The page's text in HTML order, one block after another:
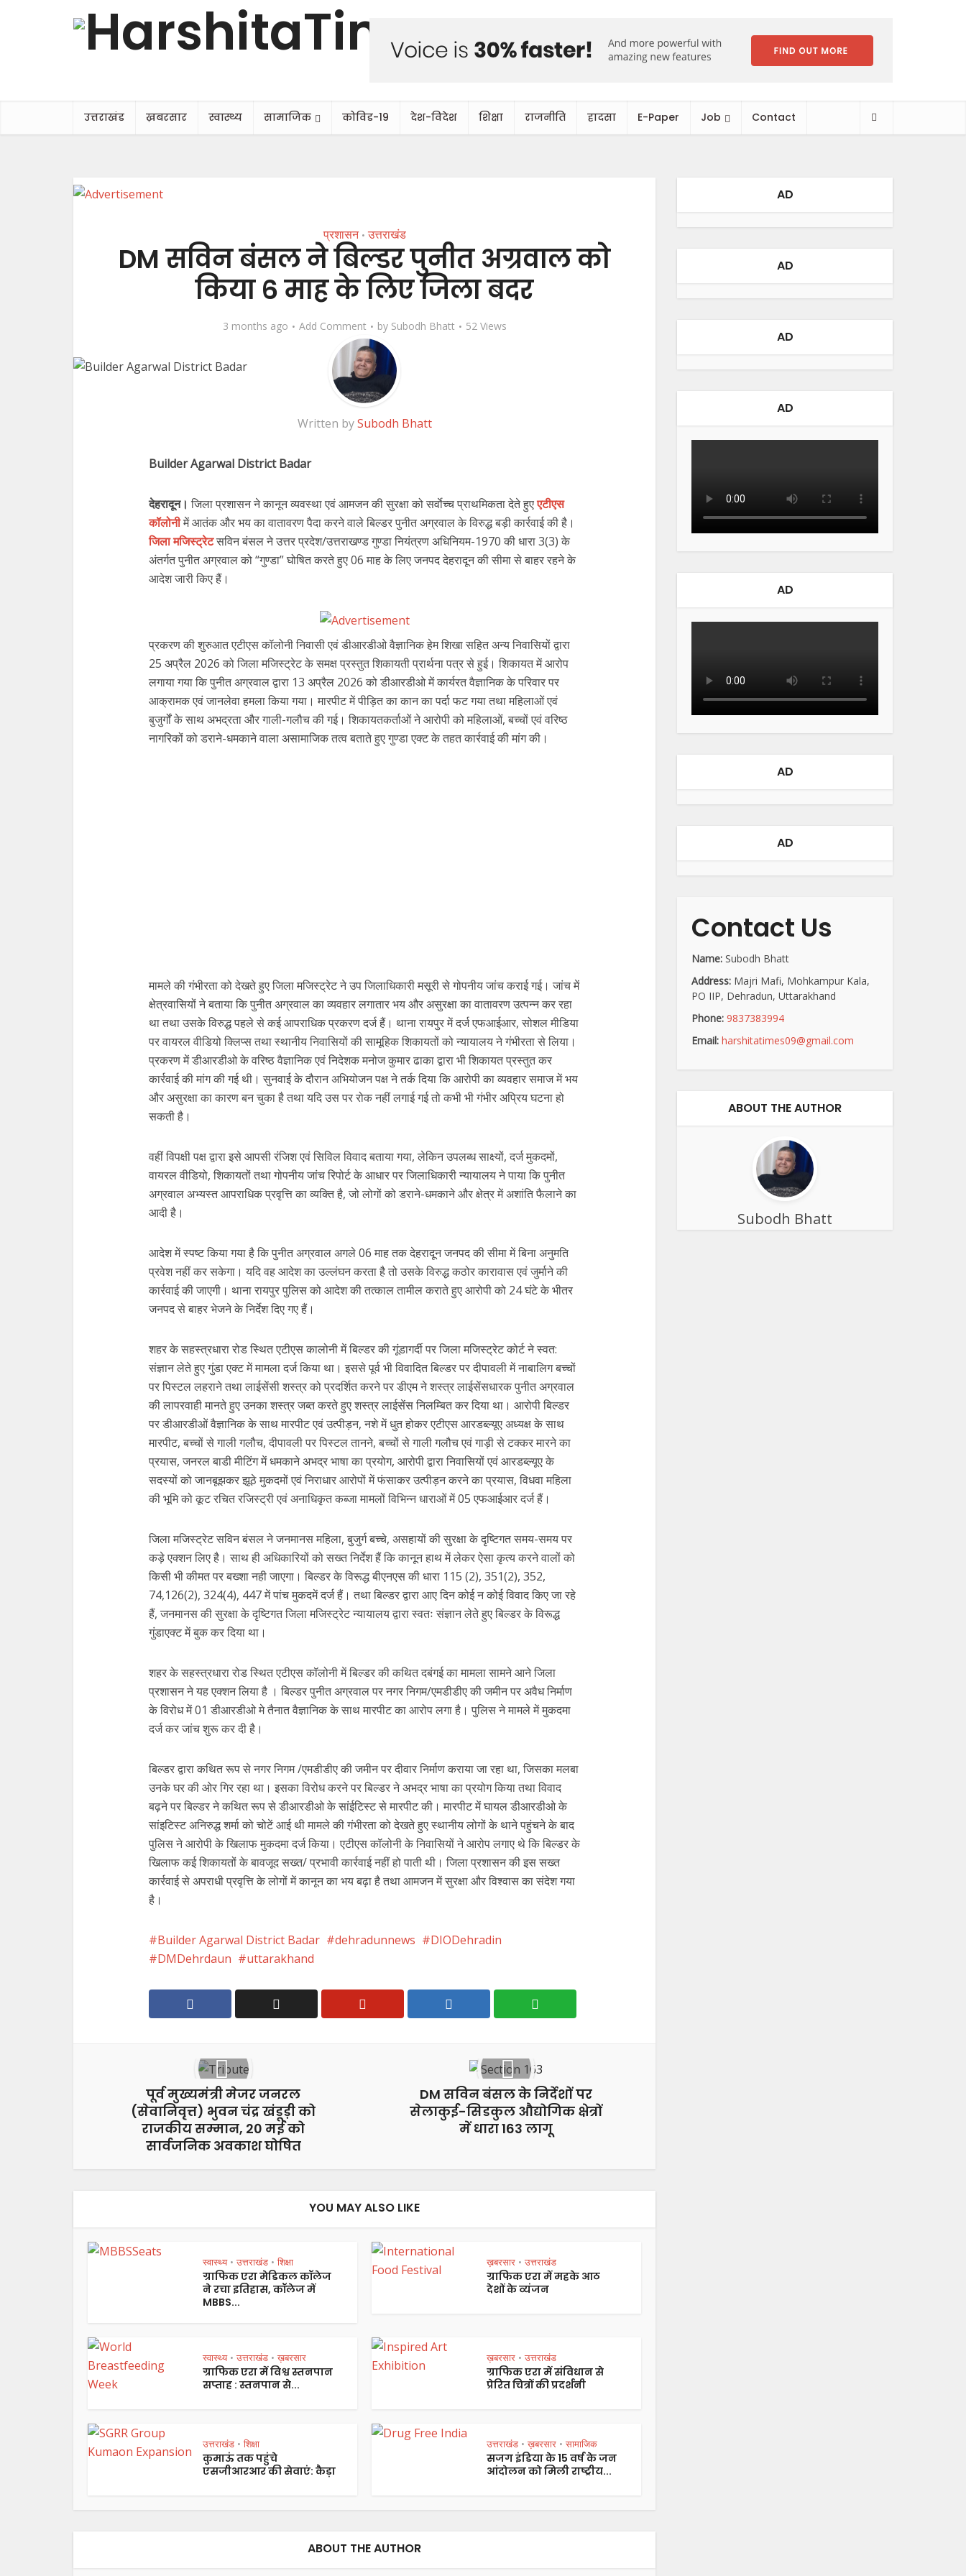
उत्तराखंड ख़बरसार स्वास्थ्य सामाजिक कोविड-19 देश-विदेश शिक्षा राजनीति हादसा E-Paper Job Contact
प्रशासन • उत्तराखंड
DM सविन बंसल ने बिल्डर पुनीत अग्रवाल को
किया 6 माह के लिए जिला बदर
3 months ago Add Comment by Subodh Bhatt 52 Views
Written bySubodh Bhatt
Builder Agarwal District Badar
देहरादून। जिला प्रशासन ने कानून व्यवस्था एवं आमजन की सुरक्षा को सर्वाेच्च प्राथमिकता देते हुएएटीएस
कॉलोनीमें आतंक और भय का वातावरण पैदा करने वाले बिल्डर पुनीत अग्रवाल के विरुद्ध बड़ी कार्रवाई की है।
जिला मजिस्ट्रेटसविन बंसल ने उत्तर प्रदेश/उत्तराखण्ड गुण्डा नियंत्रण अधिनियम-1970 की धारा 3(3) के
अंतर्गत पुनीत अग्रवाल को “गुण्डा” घोषित करते हुए 06 माह के लिए जनपद देहरादून की सीमा से बाहर रहने के
आदेश जारी किए हैं।
प्रकरण की शुरुआत एटीएस कॉलोनी निवासी एवं डीआरडीओ वैज्ञानिक हेम शिखा सहित अन्य निवासियों द्वारा
25 अप्रैल 2026 को जिला मजिस्ट्रेट के समक्ष प्रस्तुत शिकायती प्रार्थना पत्र से हुई। शिकायत में आरोप
लगाया गया कि पुनीत अग्रवाल द्वारा 13 अप्रैल 2026 को डीआरडीओ में कार्यरत वैज्ञानिक के परिवार पर
आक्रामक एवं जानलेवा हमला किया गया। मारपीट में पीड़ित का कान का पर्दा फट गया तथा महिलाओं एवं
बुजुर्गों के साथ अभद्रता और गाली-गलौच की गई। शिकायतकर्ताओं ने आरोपी को महिलाओं, बच्चों एवं वरिष्ठ
नागरिकों को डराने-धमकाने वाला असामाजिक तत्व बताते हुए गुण्डा एक्ट के तहत कार्रवाई की मांग की।
मामले की गंभीरता को देखते हुए जिला मजिस्ट्रेट ने उप जिलाधिकारी मसूरी से गोपनीय जांच कराई गई। जांच में
क्षेत्रवासियों ने बताया कि पुनीत अग्रवाल का व्यवहार लगातार भय और असुरक्षा का वातावरण उत्पन्न कर रहा
था तथा उसके विरुद्ध पहले से कई आपराधिक प्रकरण दर्ज हैं। थाना रायपुर में दर्ज एफआईआर, सोशल मीडिया
पर वायरल वीडियो क्लिप्स तथा स्थानीय निवासियों की सामूहिक शिकायतों को न्यायालय ने गंभीरता से लिया।
प्रकरण में डीआरडीओ के वरिष्ठ वैज्ञानिक एवं निदेशक मनोज कुमार ढाका द्वारा भी शिकायत प्रस्तुत कर
कार्रवाई की मांग की गई थी। सुनवाई के दौरान अभियोजन पक्ष ने तर्क दिया कि आरोपी का व्यवहार समाज में भय
और असुरक्षा का कारण बन चुका है तथा यदि उस पर रोक नहीं लगाई गई तो कभी भी गंभीर अप्रिय घटना हो
सकती है।
वहीं विपक्षी पक्ष द्वारा इसे आपसी रंजिश एवं सिविल विवाद बताया गया, लेकिन उपलब्ध साक्ष्यों, दर्ज मुकदमों,
वायरल वीडियो, शिकायतों तथा गोपनीय जांच रिपोर्ट के आधार पर जिलाधिकारी न्यायालय ने पाया कि पुनीत
अग्रवाल अभ्यस्त आपराधिक प्रवृत्ति का व्यक्ति है, जो लोगों को डराने-धमकाने और क्षेत्र में अशांति फैलाने का
आदी है।
आदेश में स्पष्ट किया गया है कि पुनीत अग्रवाल अगले 06 माह तक देहरादून जनपद की सीमा में बिना अनुमति
प्रवेश नहीं कर सकेगा। यदि वह आदेश का उल्लंघन करता है तो उसके विरुद्ध कठोर कारावास एवं जुर्माने की
कार्रवाई की जाएगी। थाना रायपुर पुलिस को आदेश की तत्काल तामील कराते हुए आरोपी को 24 घंटे के भीतर
जनपद से बाहर भेजने के निर्देश दिए गए हैं।
शहर के सहस्त्रधारा रोड स्थित एटीएस कालोनी में बिल्डर की गूंडागर्दी पर जिला मजिस्ट्रेट कोर्ट ने स्वत:
संज्ञान लेते हुए गुंडा एक्ट में मामला दर्ज किया था। इससे पूर्व भी विवादित बिल्डर पर दीपावली में नाबालिग बच्चों
पर पिस्टल लहराने तथा लाईसेंसी शस्त्र को प्रदर्शित करने पर डीएम ने शस्त्र लाईसेंसधारक पुनीत अग्रवाल
की लापरवाही मानते हुए उनका शस्त्र जब्त करते हुए शस्त्र लाईसेंस निलम्बित कर दिया था। आरोपी बिल्डर
पर डीआरडीओं वैज्ञानिक के साथ मारपीट एवं उत्पीड़न, नशे में धुत होकर एटीएस आरडब्ल्यूए अध्यक्ष के साथ
मारपीट, बच्चों से गाली गलौच, दीपावली पर पिस्टल तानने, बच्चों से गाली गलौच एवं गाड़ी से टक्कर मारने का
प्रयास, जनरल बाडी मीटिंग में धमकाने अभद्र भाषा का प्रयोग, आरोपी द्वारा निवासियों एवं आरडब्ल्यूए के
सदस्यों को जानबूझकर झूठे मुकदमों एवं निराधार आरोपों में फंसाकर उत्पीड़न करने का प्रयास, विधवा महिला
की भूमि को कूट रचित रजिस्ट्री एवं अनाधिकृत कब्जा मामलों विभिन्न धाराओं में 05 एफआईआर दर्ज हैं।
जिला मजिस्ट्रेट सविन बंसल ने जनमानस महिला, बुजुर्ग बच्चे, असहायों की सुरक्षा के दृष्टिगत समय-समय पर
कड़े एक्शन लिए है। साथ ही अधिकारियों को सख्त निर्देश हैं कि कानून हाथ में लेकर ऐसा कृत्य करने वालों को
किसी भी कीमत पर बख्शा नही जाएगा। बिल्डर के विरूद्ध बीएनएस की धारा 115 (2), 351(2), 352,
74,126(2), 324(4), 447 में पांच मुकदमें दर्ज हैं। तथा बिल्डर द्वारा आए दिन कोई न कोई विवाद किए जा रहे
हैं, जनमानस की सुरक्षा के दृष्टिगत जिला मजिस्ट्रेट न्यायालय द्वारा स्वतः संज्ञान लेते हुए बिल्डर के विरूद्ध
गुंडाएक्ट में बुक कर दिया था।
शहर के सहस्त्रधारा रोड स्थित एटीएस कॉलोनी में बिल्डर की कथित दबंगई का मामला सामने आने जिला
प्रशासन ने यह एक्शन लिया है । बिल्डर पुनीत अग्रवाल पर नगर निगम/एमडीडीए की जमीन पर अवैध निर्माण
के विरोध में 01 डीआरडीओ मे तैनात वैज्ञानिक के साथ मारपीट का आरोप लगा है। पुलिस ने मामले में मुकदमा
दर्ज कर जांच शुरू कर दी है।
बिल्डर द्वारा कथित रूप से नगर निगम /एमडीडीए की जमीन पर दीवार निर्माण कराया जा रहा था, जिसका मलबा
उनके घर की ओर गिर रहा था। इसका विरोध करने पर बिल्डर ने अभद्र भाषा का प्रयोग किया तथा विवाद
बढ़ने पर बिल्डर ने कथित रूप से डीआरडीओ के सांईटिस्ट से मारपीट की। मारपीट में घायल डीआरडीओ के
सांइटिस्ट अनिरुद्ध शर्मा को चोटें आई थी मामले की गंभीरता को देखते हुए स्थानीय लोगों के थाने पहुंचने के बाद
पुलिस ने आरोपी के खिलाफ मुकदमा दर्ज किया। एटीएस कॉलोनी के निवासियों ने आरोप लगाए थे कि बिल्डर के
खिलाफ कई शिकायतों के बावजूद सख्त/ प्रभावी कार्रवाई नहीं हो पाती थी। जिला प्रशासन की इस सख्त
कार्रवाई से अपराधी प्रवृत्ति के लोगों में कानून का भय बढ़ा है तथा आमजन में सुरक्षा और विश्वास का संदेश गया
है।
Builder Agarwal District Badar dehradunnews
DIODehradin
DMDehrdaun
uttarakhand
पूर्व मुख्यमंत्री मेजर जनरल
(सेवानिवृत्त) भुवन चंद्र खंडूड़ी को
राजकीय सम्मान, 20 मई को
सार्वजनिक अवकाश घोषित
DM सविन बंसल के निर्देशों पर
सेलाकुई-सिडकुल औद्योगिक क्षेत्रों
में धारा 163 लागू
YOU MAY ALSO LIKE
स्वास्थ्य • उत्तराखंड • शिक्षा
ग्राफिक एरा मेडिकल कॉलेज
ने रचा इतिहास, कॉलेज में
MBBS...
ख़बरसार • उत्तराखंड
ग्राफिक एरा में महके आठ
देशों के व्यंजन
स्वास्थ्य • उत्तराखंड • ख़बरसार
ग्राफिक एरा में विश्व स्तनपान
सप्ताह : स्तनपान से...
ख़बरसार • उत्तराखंड
ग्राफिक एरा में संविधान से
प्रेरित चित्रों की प्रदर्शनी
उत्तराखंड • शिक्षा
कुमाऊं तक पहुंचे
एसजीआरआर की सेवाएं: कैड़ा
उत्तराखंड • ख़बरसार • सामाजिक
सजग इंडिया के 15 वर्ष के जन
आंदोलन को मिली राष्ट्रीय...
ABOUT THE AUTHOR
AD
AD
AD
AD
AD
AD
AD
Contact Us
Name: Subodh Bhatt
Address: Majri Mafi, Mohkampur Kala,
PO IIP, Dehradun, Uttarakhand
Phone: 9837383994
Email: harshitatimes09@gmail.com
ABOUT THE AUTHOR
Subodh Bhatt